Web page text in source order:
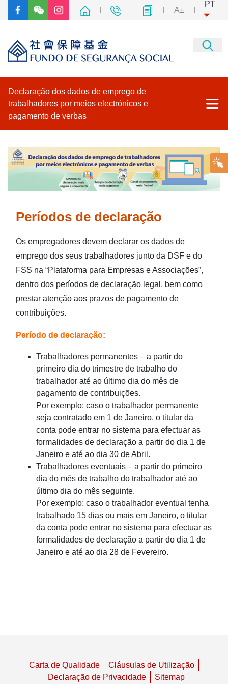
A±
PT
Declaração dos dados de emprego de
trabalhadores por meios electrónicos e
pagamento de verbas
Plataforma para Empresas e Associações
Plataforma de Serviço de Declarações Electrónicas do Fundo
pagamento
Consulta dos dados de pagamento
Meios e formas de pagamento
Produtos de divulgação e promoção
Perguntas frequentes
Ligações relacionadas
Contactos
Outras páginas temáticas
Voltar para página principal do FSS
Períodos de declaração
Os empregadores devem declarar os dados de
emprego dos seus trabalhadores junto da DSF e do
FSS na “Plataforma para Empresas e Associações”,
dentro dos períodos de declaração legal, bem como
prestar atenção aos prazos de pagamento de
contribuições.
Período de declaração:
Trabalhadores permanentes – a partir do
primeiro dia do trimestre de trabalho do
trabalhador até ao último dia do mês de
pagamento de contribuições.
Por exemplo: caso o trabalhador permanente
seja contratado em 1 de Janeiro, o titular da
conta pode entrar no sistema para efectuar as
formalidades de declaração a partir do dia 1 de
Janeiro e até ao dia 30 de Abril.
Trabalhadores eventuais – a partir do primeiro
dia do mês de trabalho do trabalhador até ao
último dia do mês seguinte.
Por exemplo: caso o trabalhador eventual tenha
trabalhado 15 dias ou mais em Janeiro, o titular
da conta pode entrar no sistema para efectuar as
formalidades de declaração a partir do dia 1 de
Janeiro e até ao dia 28 de Fevereiro.
Carta de Qualidade
Cláusulas de Utilização
Declaração de Privacidade
Sitemap